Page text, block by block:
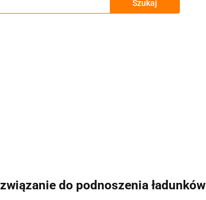
do podnoszenia ładunków